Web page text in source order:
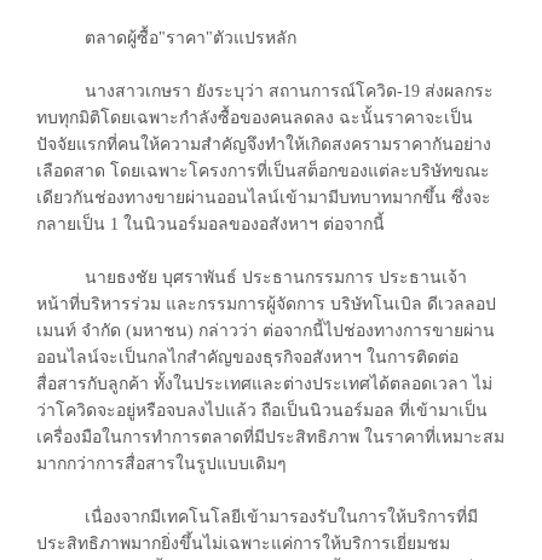
ตลาดผู้ซื้อ"ราคา"ตัวแปรหลัก
นางสาวเกษรา ยังระบุว่า สถานการณ์โควิด-19 ส่งผลกระ
ทบทุกมิติโดยเฉพาะกำลังซื้อของคนลดลง ฉะนั้นราคาจะเป็น
ปัจจัยแรกที่คนให้ความสำคัญจึงทำให้เกิดสงครามราคากันอย่าง
เลือดสาด โดยเฉพาะโครงการที่เป็นสต็อกของแต่ละบริษัทขณะ
เดียวกันช่องทางขายผ่านออนไลน์เข้ามามีบทบาทมากขึ้น ซึ่งจะ
กลายเป็น 1 ในนิวนอร์มอลของอสังหาฯ ต่อจากนี้
นายธงชัย บุศราพันธ์ ประธานกรรมการ ประธานเจ้า
หน้าที่บริหารร่วม และกรรมการผู้จัดการ บริษัทโนเบิล ดีเวลลอป
เมนท์ จำกัด (มหาชน) กล่าวว่า ต่อจากนี้ไปช่องทางการขายผ่าน
ออนไลน์จะเป็นกลไกสำคัญของธุรกิจอสังหาฯ ในการติดต่อ
สื่อสารกับลูกค้า ทั้งในประเทศและต่างประเทศได้ตลอดเวลา ไม่
ว่าโควิดจะอยู่หรือจบลงไปแล้ว ถือเป็นนิวนอร์มอล ที่เข้ามาเป็น
เครื่องมือในการทำการตลาดที่มีประสิทธิภาพ ในราคาที่เหมาะสม
มากกว่าการสื่อสารในรูปแบบเดิมๆ
เนื่องจากมีเทคโนโลยีเข้ามารองรับในการให้บริการที่มี
ประสิทธิภาพมากยิ่งขึ้นไม่เฉพาะแค่การให้บริการเยี่ยมชม